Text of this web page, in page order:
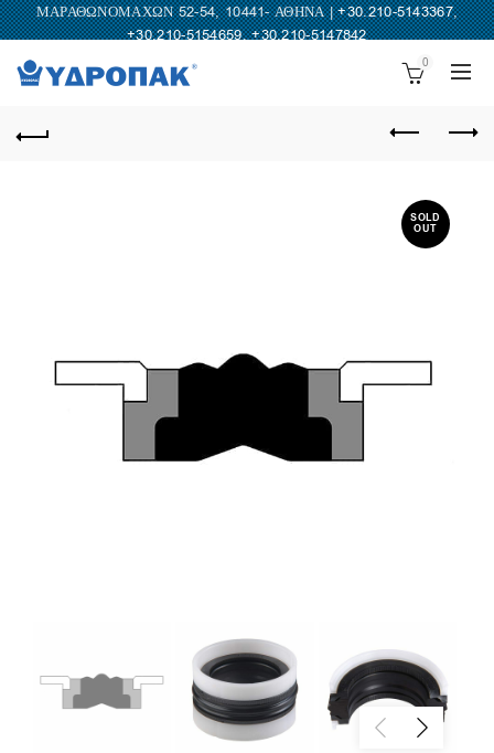
ΜΑΡΑΘΩΝΟΜΑΧΩΝ 52-54, 10441- ΑΘΗΝΑ |+30.210-5143367,
+30.210-5154659,+30.210-5147842
0
SOLD
OUT